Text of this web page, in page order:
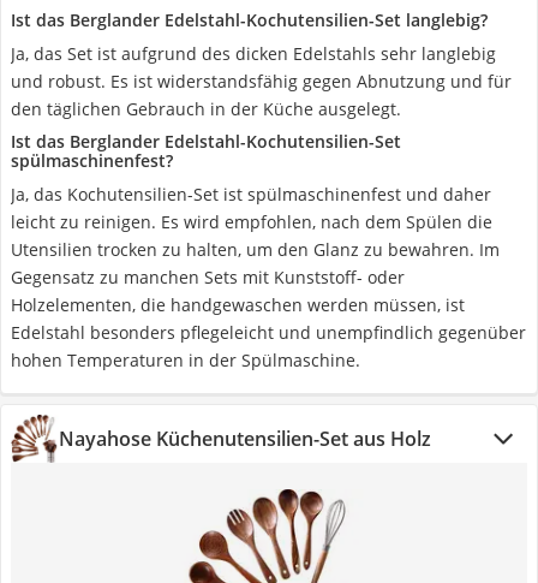
Ist das Berglander Edelstahl-Kochutensilien-Set langlebig?
Ja, das Set ist aufgrund des dicken Edelstahls sehr langlebig
und robust. Es ist widerstandsfähig gegen Abnutzung und für
den täglichen Gebrauch in der Küche ausgelegt.
Ist das Berglander Edelstahl-Kochutensilien-Set
spülmaschinenfest?
Ja, das Kochutensilien-Set ist spülmaschinenfest und daher
leicht zu reinigen. Es wird empfohlen, nach dem Spülen die
Utensilien trocken zu halten, um den Glanz zu bewahren. Im
Gegensatz zu manchen Sets mit Kunststoff- oder
Holzelementen, die handgewaschen werden müssen, ist
Edelstahl besonders pflegeleicht und unempfindlich gegenüber
hohen Temperaturen in der Spülmaschine.
Nayahose Küchenutensilien-Set aus Holz